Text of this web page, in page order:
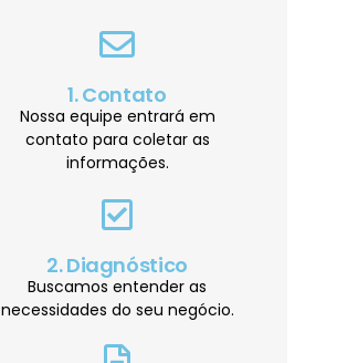
1. Contato
Nossa equipe entrará em
contato para coletar as
informações.
2. Diagnóstico
Buscamos entender as
necessidades do seu negócio.